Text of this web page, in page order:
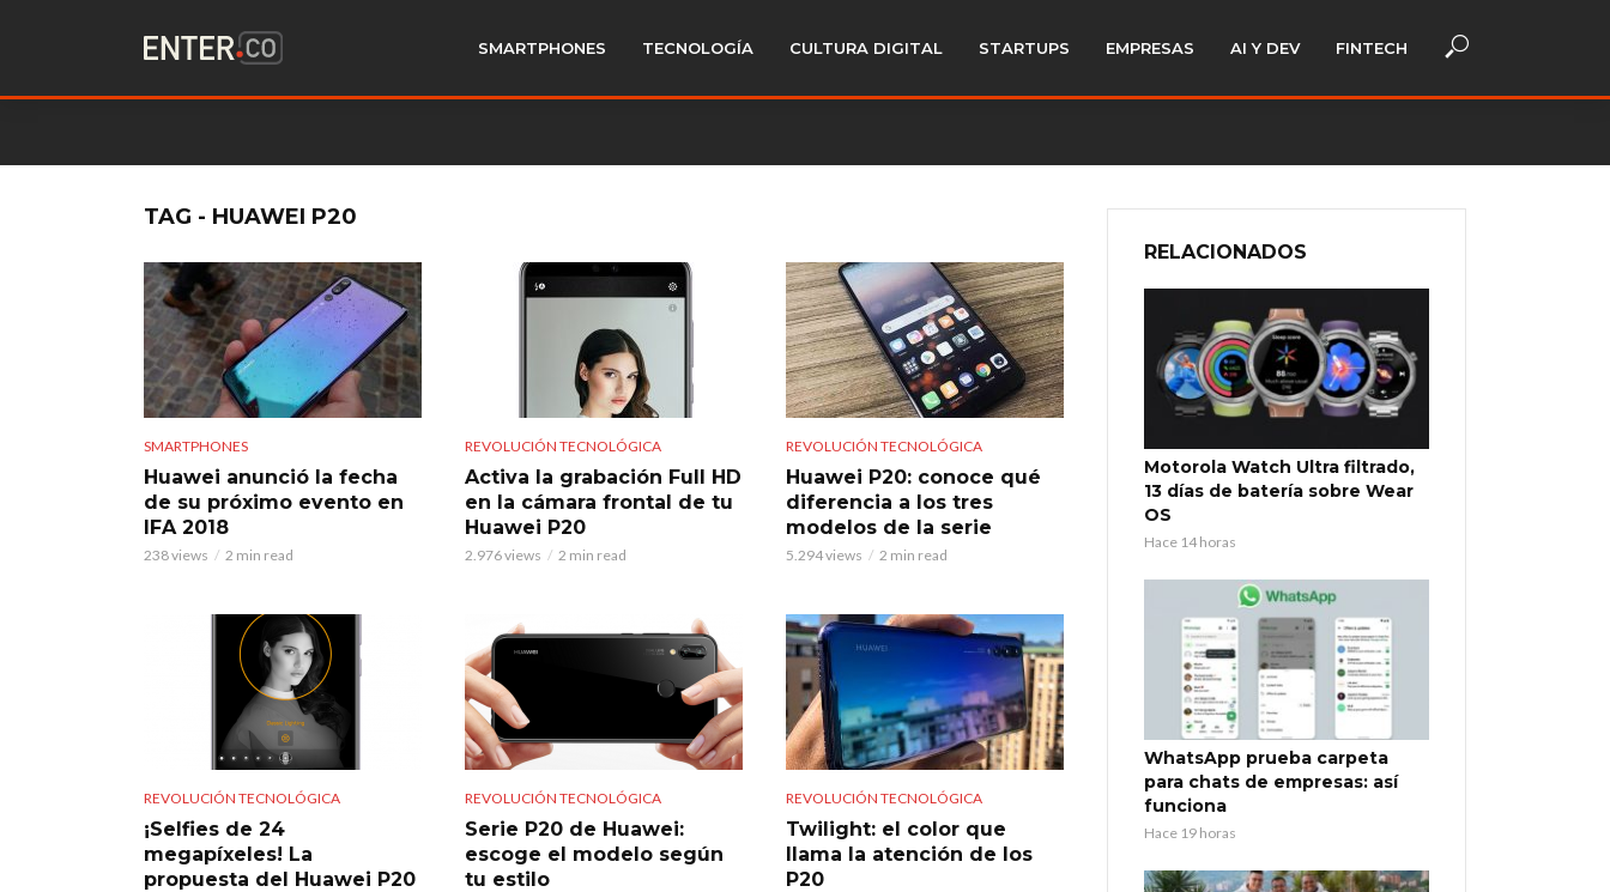
SMARTPHONES TECNOLOGÍA CULTURA DIGITAL STARTUPS EMPRESAS AI Y DEV FINTECH
TAG - HUAWEI P20
SMARTPHONES
Huawei anunció la fecha
de su próximo evento en
IFA 2018
238 views 2 min read
REVOLUCIÓN TECNOLÓGICA
Activa la grabación Full HD
en la cámara frontal de tu
Huawei P20
2.976 views 2 min read
REVOLUCIÓN TECNOLÓGICA
Huawei P20: conoce qué
diferencia a los tres
modelos de la serie
5.294 views 2 min read
REVOLUCIÓN TECNOLÓGICA
¡Selfies de 24
megapíxeles! La
propuesta del Huawei P20
REVOLUCIÓN TECNOLÓGICA
Serie P20 de Huawei:
escoge el modelo según
tu estilo
REVOLUCIÓN TECNOLÓGICA
Twilight: el color que
llama la atención de los
P20
RELACIONADOS
Motorola Watch Ultra filtrado,
13 días de batería sobre Wear
OS
Hace 14 horas
WhatsApp prueba carpeta
para chats de empresas: así
funciona
Hace 19 horas